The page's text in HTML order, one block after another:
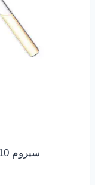
سيروم Skinceuticals 10 فيتامين سي